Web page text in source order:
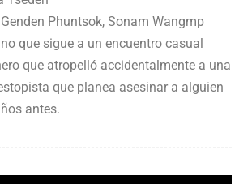
Phuntsok, Sonam Wangmp
que sigue a un encuentro casual
que atropelló accidentalmente a una
que planea asesinar a alguien
antes.